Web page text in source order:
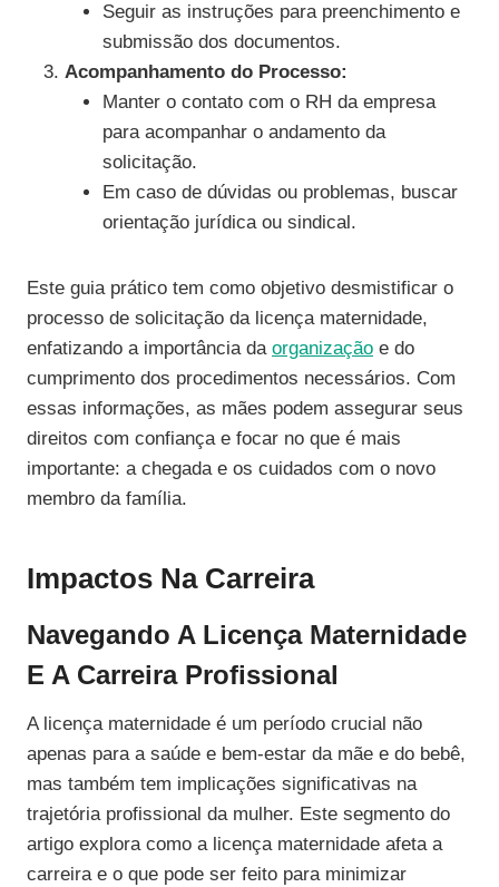
Seguir as instruções para preenchimento e
submissão dos documentos.
Acompanhamento do Processo:
Manter o contato com o RH da empresa
para acompanhar o andamento da
solicitação.
Em caso de dúvidas ou problemas, buscar
orientação jurídica ou sindical.
Este guia prático tem como objetivo desmistificar o
processo de solicitação da licença maternidade,
enfatizando a importância da organização e do
cumprimento dos procedimentos necessários. Com
essas informações, as mães podem assegurar seus
direitos com confiança e focar no que é mais
importante: a chegada e os cuidados com o novo
membro da família.
Impactos Na Carreira
Navegando A Licença Maternidade
E A Carreira Profissional
A licença maternidade é um período crucial não
apenas para a saúde e bem-estar da mãe e do bebê,
mas também tem implicações significativas na
trajetória profissional da mulher. Este segmento do
artigo explora como a licença maternidade afeta a
carreira e o que pode ser feito para minimizar